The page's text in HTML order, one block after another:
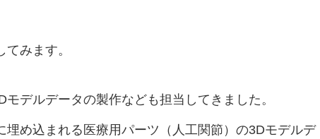
みます。
モデルデータの製作なども担当してきました。
埋め込まれる医療用パーツ（人工関節）の3Dモデルデ